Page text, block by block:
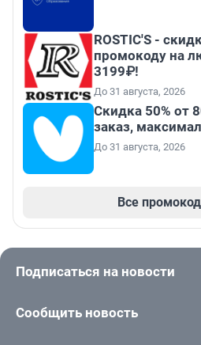
ROSTIC'S -
промокоду на
3199₽!
До 31 августа, 2026
Скидка 50% от
заказ,
До 31 августа, 2026
Все
Подписаться на новости
Сообщить новость